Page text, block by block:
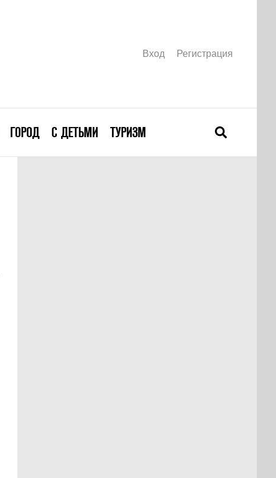
Вход Регистрация
ГОРОД С ДЕТЬМИ ТУРИЗМ